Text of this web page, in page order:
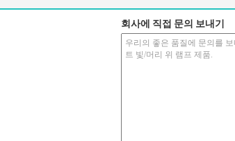
회사에 직접 문의 보내기